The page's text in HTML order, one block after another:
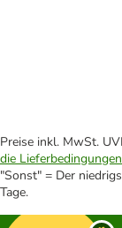
Preise inkl. MwSt.
die Lieferbedingungen
"Sonst" = Der
Tage.